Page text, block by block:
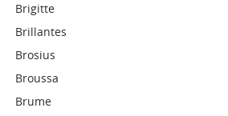
Brigitte
Brillantes
Brosius
Broussa
Brume